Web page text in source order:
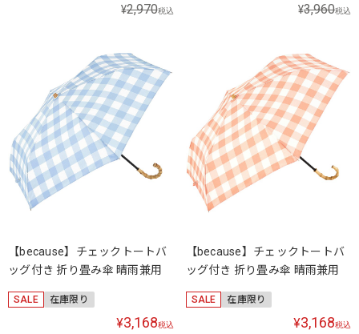
¥2,970税込 ¥3,960税込
【because】チェックトートバ
ッグ付き 折り畳み傘 晴雨兼用
SALE 在庫限り
¥3,168税込
【because】チェックトートバ
ッグ付き 折り畳み傘 晴雨兼用
SALE 在庫限り
¥3,168税込